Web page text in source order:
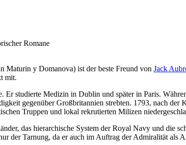
Romane
Maturin y Domanova) ist der beste Freund von Jack
mit.
Er studierte Medizin in Dublin und später in Paris.
gegenüber Großbritannien strebten. 1793, nach
Truppen und lokal rekrutierten Milizen
das hierarchische System der Royal Navy und die
der Tarnung, da er auch im Auftrag der Admiralität als